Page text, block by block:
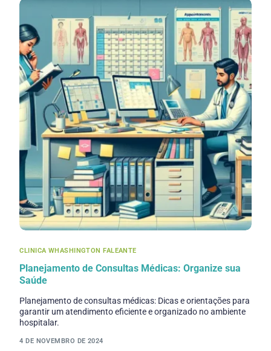
CLINICA WHASHINGTON FALEANTE
Planejamento de Consultas Médicas: Organize sua
Saúde
Planejamento de consultas médicas: Dicas e orientações para
garantir um atendimento eficiente e organizado no ambiente
hospitalar.
4 DE NOVEMBRO DE 2024